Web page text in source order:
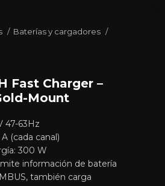
Baterías y cargadores
Fast Charger –
Mount
47-63Hz
(cada canal)
300 W
información de batería
también carga